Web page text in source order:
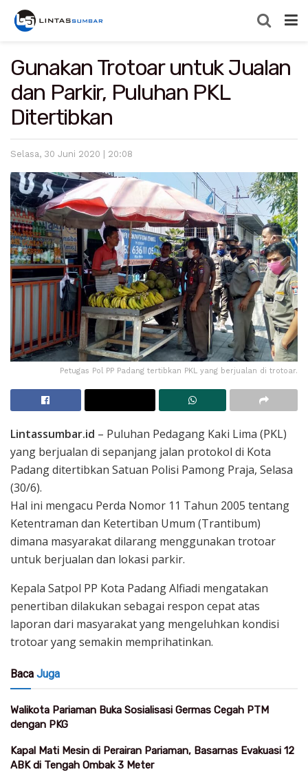
Gunakan Trotoar untuk Jualan
dan Parkir, Puluhan PKL
Ditertibkan
Selasa, 30 Juni 2020 | 20:08
Petugas Pol PP Padang tertibkan PKL yang berjualan di trotoar.
Lintassumbar.id – Puluhan Pedagang Kaki Lima (PKL)
yang berjualan di sepanjang jalan protokol di Kota
Padang ditertibkan Satuan Polisi Pamong Praja, Selasa
(30/6).
Hal ini mengacu Perda Nomor 11 Tahun 2005 tentang
Ketentraman dan Ketertiban Umum (Trantibum)
dimana masyarakat dilarang menggunakan trotoar
untuk berjualan dan lokasi parkir.
Kepala Satpol PP Kota Padang Alfiadi mengatakan
penertiban dilakukan sebagai respon cepat atas
laporan dari masyarakat yang mengeluhkan kondisi
trotoar yang semakin memprihatinkan.
Baca Juga
Walikota Pariaman Buka Sosialisasi Germas Cegah PTM
dengan PKG
Kapal Mati Mesin di Perairan Pariaman, Basarnas Evakuasi 12
ABK di Tengah Ombak 3 Meter